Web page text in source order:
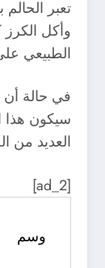
تعبر
وأكل
الطبيعي
في حالة أن
سيكون هذا
العديد من
[ad_2]
وسم